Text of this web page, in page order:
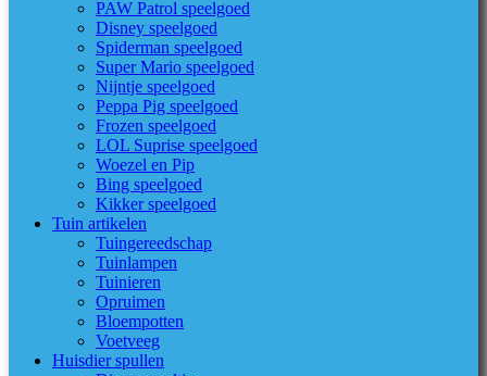
PAW Patrol speelgoed
Disney speelgoed
Spiderman speelgoed
Super Mario speelgoed
Nijntje speelgoed
Peppa Pig speelgoed
Frozen speelgoed
LOL Suprise speelgoed
Woezel en Pip
Bing speelgoed
Kikker speelgoed
Tuin artikelen
Tuingereedschap
Tuinlampen
Tuinieren
Opruimen
Bloempotten
Voetveeg
Huisdier spullen